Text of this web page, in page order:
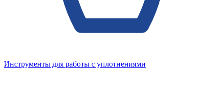
Инструменты для работы с уплотнениями